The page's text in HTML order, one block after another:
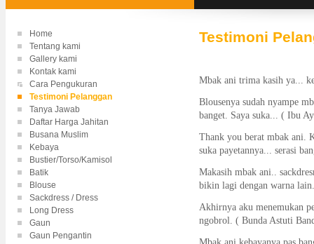
Home
Tentang kami
Gallery kami
Kontak kami
Cara Pengukuran
Testimoni Pelanggan
Tanya Jawab
Daftar Harga Jahitan
Busana Muslim
Kebaya
Bustier/Torso/Kamisol
Batik
Blouse
Sackdress / Dress
Long Dress
Gaun
Gaun Pengantin
Testimoni
Mbak ani trima kasih ya...
Blousenya sudah nyampe
banget. Saya suka... ( Ibu
Thank you berat mbak ani.
suka payetannya... serasi
Makasih mbak ani..
bikin lagi dengan warna
Akhirnya aku menemukan
ngobrol. ( Bunda Astuti